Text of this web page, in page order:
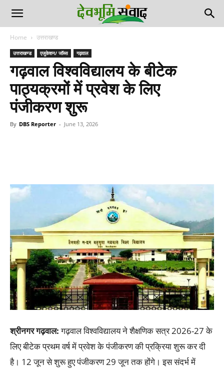
Home उत्तराखण्ड
उत्तराखण्ड एजुकेशन/ जॉब्स गढ़वाल
गढ़वाल विश्वविद्यालय के बीटेक
पाठ्यक्रमों में प्रवेश के लिए
पंजीकरण शुरू
By DBS Reporter - June 13, 2026
श्रीनगर गढ़वाल:गढ़वाल विश्वविद्यालय ने शैक्षणिक सत्र 2026-27 के
लिए बीटेक प्रथम वर्ष में प्रवेश के पंजीकरण की प्रक्रिया शुरू कर दी
है। 12 जून से शुरू हुए पंजीकरण 29 जून तक होंगे। इस संदर्भ में